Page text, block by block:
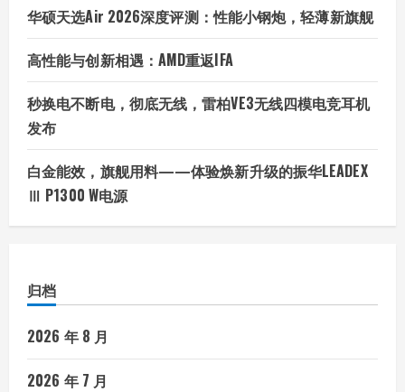
体
验
华硕天选Air 2026深度评测：性能小钢炮，轻薄新旗舰
高性能与创新相遇：AMD重返IFA
秒换电不断电，彻底无线，雷柏VE3无线四模电竞耳机
发布
白金能效，旗舰用料——体验焕新升级的振华LEADEX
Ⅲ P1300 W电源
归档
2026 年 8 月
2026 年 7 月